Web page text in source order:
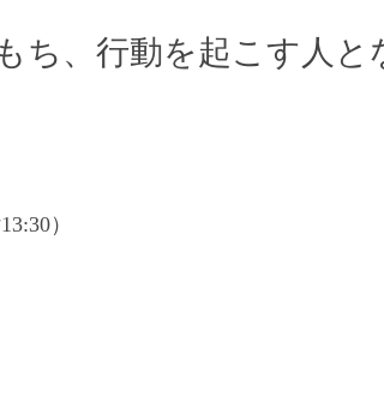
、行動を起こす人と
）